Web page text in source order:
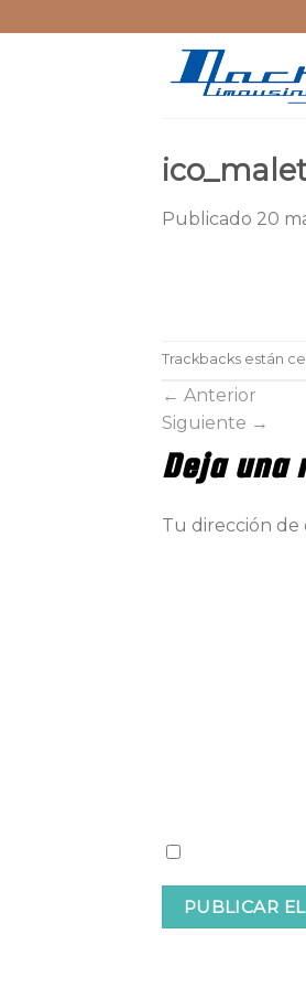
Publicado 20
Trackbacks están
← Anterior
Siguiente →
Deja una
Tu dirección de